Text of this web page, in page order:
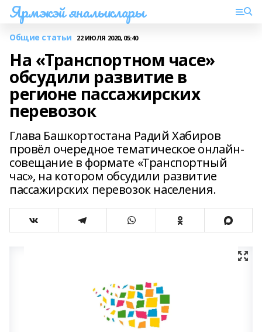
Ярмэкэй яналыклары
Общие статьи 22 ИЮЛЯ 2020, 05:40
На «Транспортном часе»
обсудили развитие в
регионе пассажирских
перевозок
Глава Башкортостана Радий Хабиров
провёл очередное тематическое онлайн-
совещание в формате «Транспортный
час», на котором обсудили развитие
пассажирских перевозок населения.